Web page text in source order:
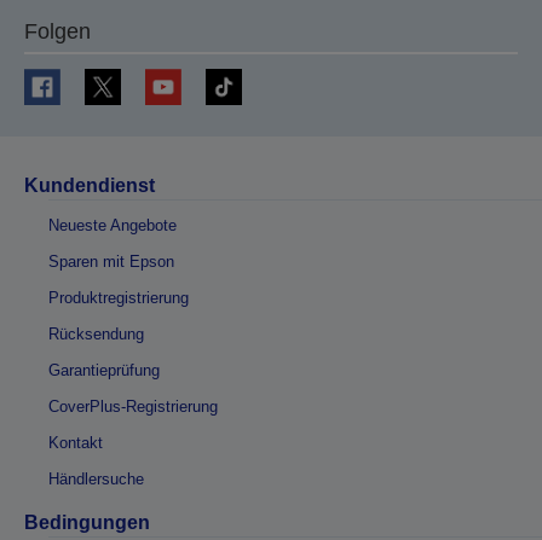
Folgen
Kundendienst
Neueste Angebote
Sparen mit Epson
Produktregistrierung
Rücksendung
Garantieprüfung
CoverPlus-Registrierung
Kontakt
Händlersuche
Bedingungen